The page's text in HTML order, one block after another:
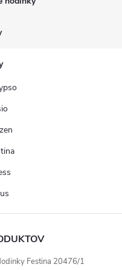
Festina 20476/1